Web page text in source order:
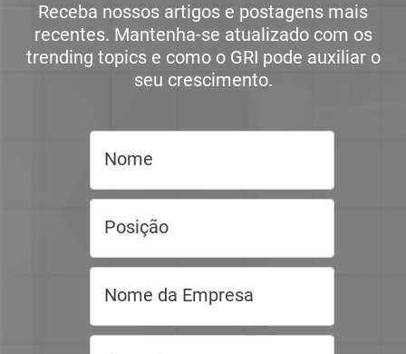
Receba nossos artigos e postagens mais
recentes. Mantenha-se atualizado com os
trending topics e como o GRI pode auxiliar o
seu crescimento.